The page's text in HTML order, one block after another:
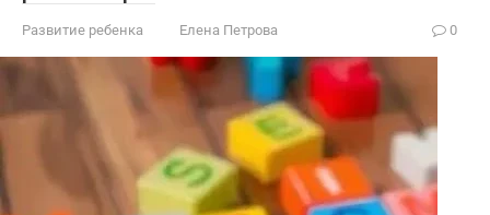
Развитие ребенка Елена Петрова 0